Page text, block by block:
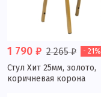
1 790 ₽ 2 265 ₽ - 21%
Стул Хит 25мм, золото,
коричневая корона